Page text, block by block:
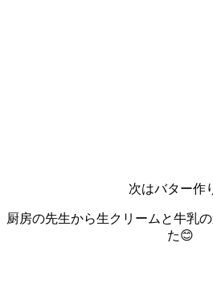
次はバター作
厨房の先生から生クリームと牛乳
た😊